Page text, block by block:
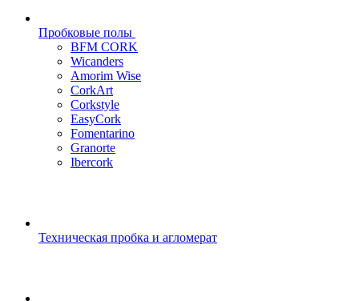
Пробковые полы
BFM CORK
Wicanders
Amorim Wise
CorkArt
Corkstyle
EasyCork
Fomentarino
Granorte
Ibercork
Техническая пробка и агломерат